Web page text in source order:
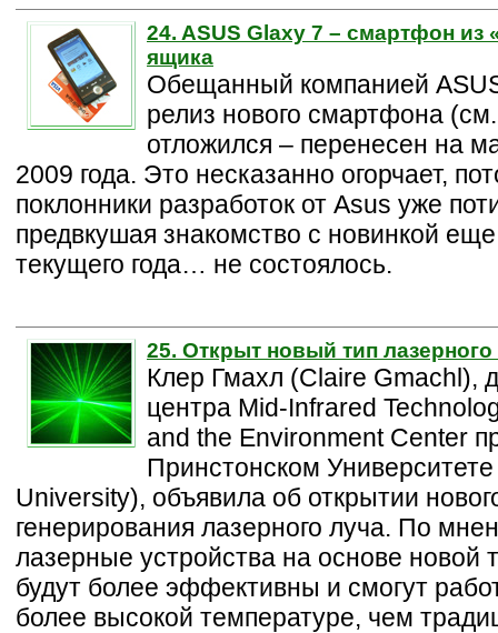
24. ASUS Glaxy 7 – смартфон из
ящика
Обещанный компанией
релиз нового смартфона
отложился – перенесен на
2009 года. Это несказанно огорчает,
поклонники разработок от Asus уже
предвкушая знакомство с новинкой
текущего года… не состоялось.
25. Открыт новый тип лазерного
Клер Гмахл (Claire Gmachl),
центра Mid-Infrared
and the Environment Center
Принстонском
University), объявила об открытии
генерирования лазерного луча. По
лазерные устройства на основе новой
будут более эффективны и смогут
более высокой температуре, чем